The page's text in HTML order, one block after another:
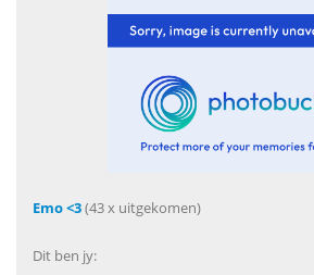
Emo <3(43 x uitgekomen)
Dit ben jy: